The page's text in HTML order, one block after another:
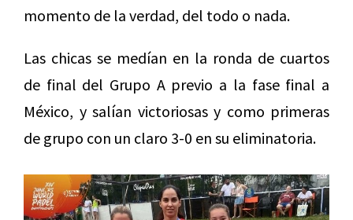
momento de la verdad, del todo o nada.
Las chicas se medían en la ronda de cuartos
de final del Grupo A previo a la fase final a
México, y salían victoriosas y como primeras
de grupo con un claro 3-0 en su eliminatoria.